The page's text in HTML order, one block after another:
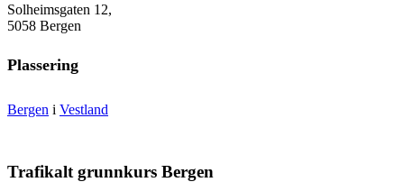
Solheimsgaten 12,
5058 Bergen
Plassering
Bergen i Vestland
Trafikalt grunnkurs Bergen